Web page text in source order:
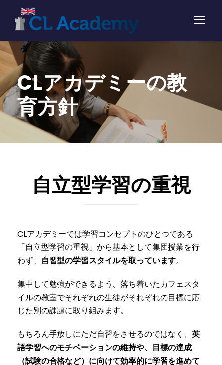
CLアカデミーの教
育方針
自立型学習の重視
CLアカデミーでは学習コンセプトのひとつである
「自立型学習の重視」から基本として集団授業を行
わず、 自習型の学習スタイルを取っています。
集中して勉強ができるよう、落ち着いたカフェスタ
イルの教室でそれぞれの生徒がそれぞれの目標に応
じた別の課題に取り組みます。
もちろん手放しにただ自習をさせるのではなく、 英
語学習へのモチベーションの維持や、目標の達成
（試験の合格など）に向けて効率的に学習を進めて